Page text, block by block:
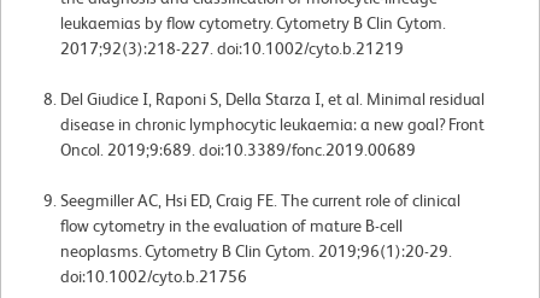
leukaemias by flow cytometry. Cytometry B Clin Cytom.
2017;92(3):218-227. doi:10.1002/cyto.b.21219
Del Giudice I, Raponi S, Della Starza I, et al. Minimal residual
disease in chronic lymphocytic leukaemia: a new goal? Front
Oncol. 2019;9:689. doi:10.3389/fonc.2019.00689
Seegmiller AC, Hsi ED, Craig FE. The current role of clinical
flow cytometry in the evaluation of mature B-cell
neoplasms. Cytometry B Clin Cytom. 2019;96(1):20-29.
doi:10.1002/cyto.b.21756